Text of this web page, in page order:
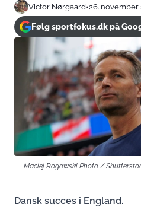
Victor Nørgaard•26. november
Følg sportfokus.dk på
Maciej Rogowski Photo /
Dansk succes i England.